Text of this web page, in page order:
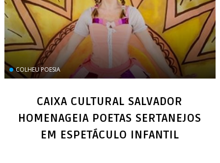
COLHEU POESIA
CAIXA CULTURAL SALVADOR
HOMENAGEIA POETAS SERTANEJOS
EM ESPETÁCULO INFANTIL